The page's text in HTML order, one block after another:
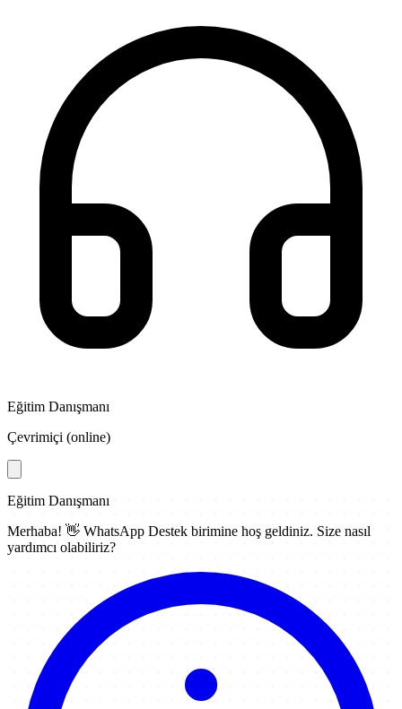
Eğitim Danışmanı
Çevrimiçi (online)
Eğitim Danışmanı
Merhaba! 👋 WhatsApp Destek birimine hoş geldiniz. Size nasıl
yardımcı olabiliriz?